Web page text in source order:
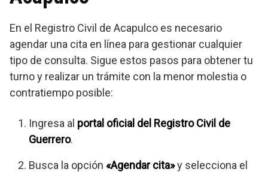
En el Registro Civil de Acapulco es necesario
agendar una cita en línea para gestionar cualquier
tipo de consulta. Sigue estos pasos para obtener tu
turno y realizar un trámite con la menor molestia o
contratiempo posible:
Ingresa al portal oficial del Registro Civil de
Guerrero.
Busca la opción «Agendar cita»y selecciona el